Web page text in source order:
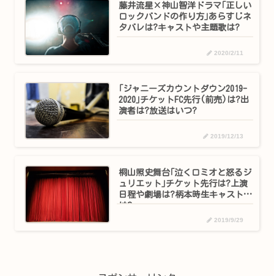
藤井流星×神山智洋ドラマ｢正しい
ロックバンドの作り方｣あらすじネ
タバレは?キャストや主題歌は?
2020/2/11
｢ジャニーズカウントダウン2019-
2020｣チケットFC先行(前売)は?出
演者は?放送はいつ?
2019/12/13
桐山照史舞台｢泣くロミオと怒るジ
ュリエット｣チケット先行は?上演
日程や劇場は?柄本時生キャスト
は?
2019/9/29